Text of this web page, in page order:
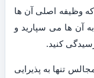
که وظیفه اصلی آن ها
آن ها می سپارید و
کنید.
تنها به پذیرایی